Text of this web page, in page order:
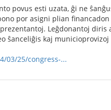
povus esti uzata, ĝi ne
por asigni plian
Leĝdonantoj
ŝanceliĝis kaj municioprovizoj
03/25/congress-...